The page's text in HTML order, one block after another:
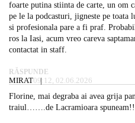
foarte putina stiinta de carte, un om
pe le la podcasturi, jigneste pe toata
si profesionala pare a fi praf.
ros la Iasi, acum vreo careva
contactat in staff.
RĂSPUNDE
MIRAT09:12, 02.06.2026
Florine, mai degraba ai avea grija
traiul…….de Lacramioara